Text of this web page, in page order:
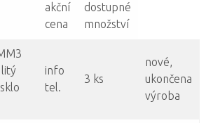
akční
cena
dostupné
množství
info
tel.
3 ks
nové,
ukončena
výroba